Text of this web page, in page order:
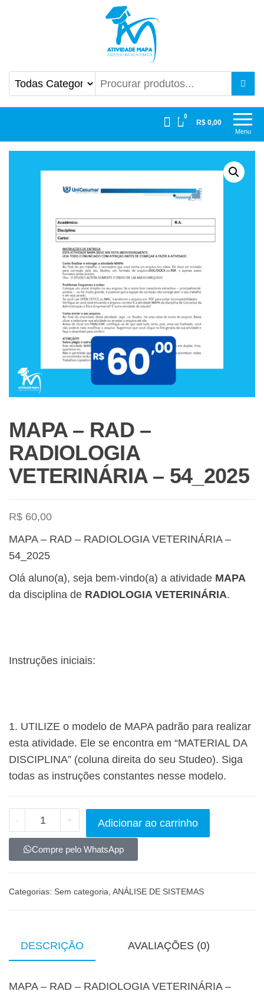
Atividade Mapa Mapa UniCesumar
Menu
0
R$ 0,00
MAPA – RAD –
RADIOLOGIA
VETERINÁRIA – 54_2025
R$ 60,00
MAPA – RAD – RADIOLOGIA VETERINÁRIA –
54_2025
Olá aluno(a), seja bem-vindo(a) a atividade MAPA
da disciplina de RADIOLOGIA VETERINÁRIA.
Instruções iniciais:
1. UTILIZE o modelo de MAPA padrão para realizar
esta atividade. Ele se encontra em “MATERIAL DA
DISCIPLINA” (coluna direita do seu Studeo). Siga
todas as instruções constantes nesse modelo.
- + Adicionar ao carrinho
Compre pelo WhatsApp
Categorias: Sem categoria ANÁLISE DE SISTEMAS
DESCRIÇÃO AVALIAÇÕES (0)
MAPA – RAD – RADIOLOGIA VETERINÁRIA –